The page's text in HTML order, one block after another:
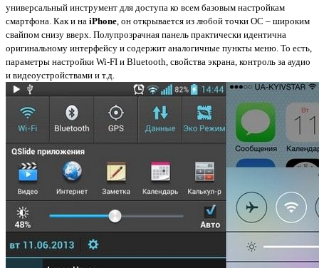
универсальный инструмент для доступа ко всем базовым настройкам
смартфона. Как и на iPhone , он открывается из любой точки ОС – широким
свайпом снизу вверх. Полупрозрачная панель практически идентична
оригинальному интерфейсу и содержит аналогичные пункты меню. То есть,
параметры настройки Wi-FI и Bluetooth, свойства экрана, контроль за аудио
и видеоустройствами и т.д.